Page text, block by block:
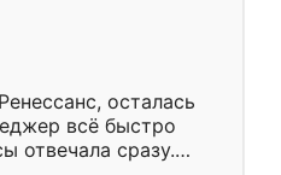
разнообразный.
то потребуется из
только здесь.
осталась
всё быстро
отвечала сразу.